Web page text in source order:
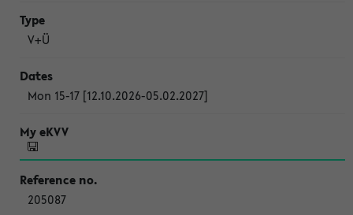
V+Ü
Mon 15-17 [12.10.2026-05.02.2027]
205087